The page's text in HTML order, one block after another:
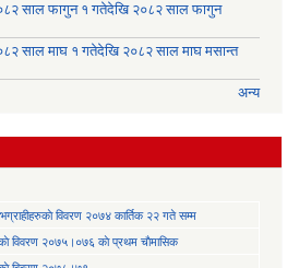
साल फागुन १ गतेदेखि २०८२ साल फागुन
साल माघ १ गतेदेखि २०८२ साल माघ मसान्त
अन्य
विवरण २०७४ कार्तिक २२ गते सम्म
विवरण २०७५।०७६ काे प्रथम चाैमासिक